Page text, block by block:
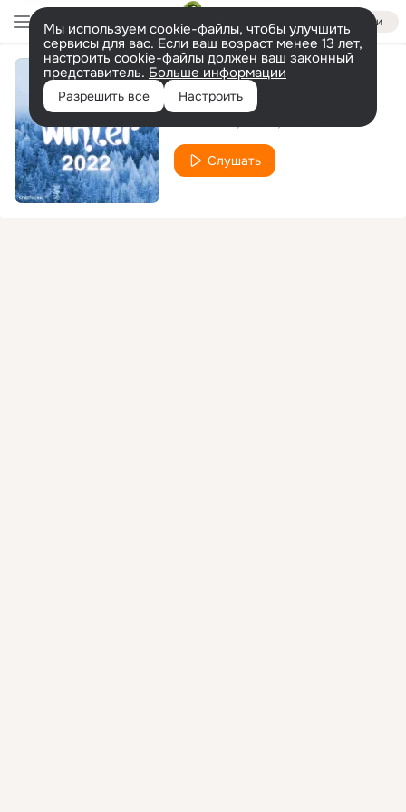
Войти
Мы используем cookie-файлы, чтобы улучшить
сервисы для вас. Если ваш возраст менее 13 лет,
настроить cookie-файлы должен ваш законный
представитель. Больше информации
Разрешить все Настроить
What I Do
Слушать